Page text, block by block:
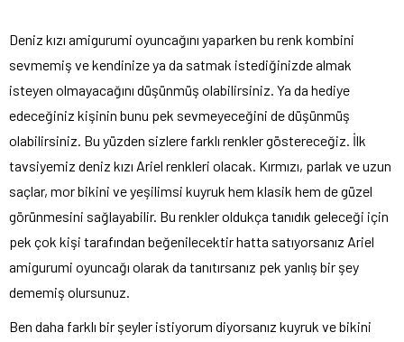
Deniz kızı amigurumi oyuncağını yaparken bu renk kombini
sevmemiş ve kendinize ya da satmak istediğinizde almak
isteyen olmayacağını düşünmüş olabilirsiniz. Ya da hediye
edeceğiniz kişinin bunu pek sevmeyeceğini de düşünmüş
olabilirsiniz. Bu yüzden sizlere farklı renkler göstereceğiz. İlk
tavsiyemiz deniz kızı Ariel renkleri olacak. Kırmızı, parlak ve uzun
saçlar, mor bikini ve yeşilimsi kuyruk hem klasik hem de güzel
görünmesini sağlayabilir. Bu renkler oldukça tanıdık geleceği için
pek çok kişi tarafından beğenilecektir hatta satıyorsanız Ariel
amigurumi oyuncağı olarak da tanıtırsanız pek yanlış bir şey
dememiş olursunuz.
Ben daha farklı bir şeyler istiyorum diyorsanız kuyruk ve bikini